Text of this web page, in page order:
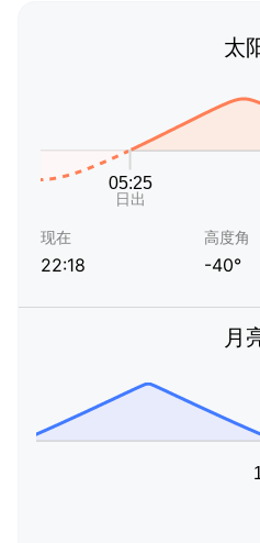
太
现在
22:18
高度角
-40°
月